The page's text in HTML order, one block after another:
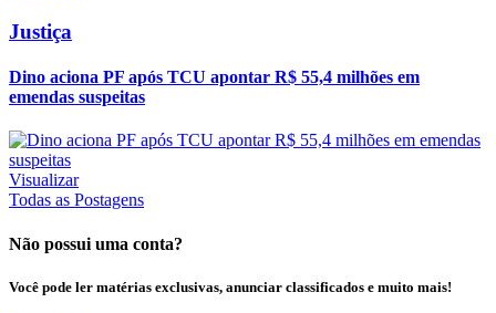
Justiça
Dino aciona PF após TCU apontar R$ 55,4 milhões em
emendas suspeitas
Visualizar
Todas as Postagens
Não possui uma conta?
Você pode ler matérias exclusivas, anunciar classificados e muito mais!